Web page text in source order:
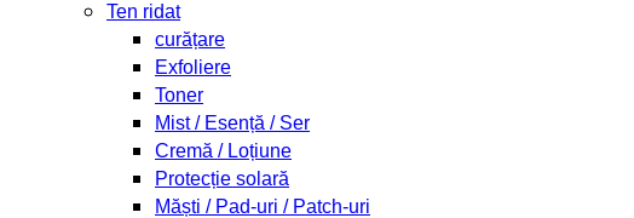
Ten ridat
curățare
Exfoliere
Toner
Mist / Esență / Ser
Cremă / Loțiune
Protecție solară
Măști / Pad-uri / Patch-uri